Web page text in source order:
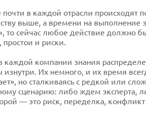
почти в каждой отрасли происходят
выше, а времени на
то сейчас любое действие
простои и риски.
каждой компании знания
изнутри. Их немного, и их время
но сталкиваясь с редкой или
сценарию: либо ждем эксперта,
— это риск, переделка,